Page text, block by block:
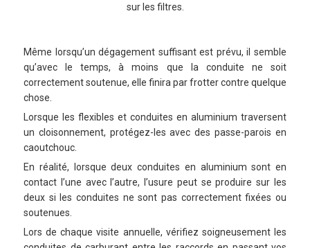
sur les filtres.
Même lorsqu’un dégagement suffisant est prévu, il semble
qu’avec le temps, à moins que la conduite ne soit
correctement soutenue, elle finira par frotter contre quelque
chose.
Lorsque les flexibles et conduites en aluminium traversent
un cloisonnement, protégez-les avec des passe-parois en
caoutchouc.
En réalité, lorsque deux conduites en aluminium sont en
contact l’une avec l’autre, l’usure peut se produire sur les
deux si les conduites ne sont pas correctement fixées ou
soutenues.
Lors de chaque visite annuelle, vérifiez soigneusement les